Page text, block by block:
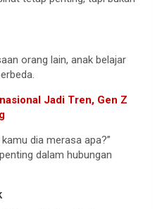
orang lain, anak belajar
Jadi Tren, Gen Z
dia merasa apa?”
dalam hubungan